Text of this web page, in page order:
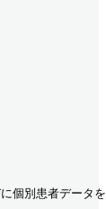
別患者デ